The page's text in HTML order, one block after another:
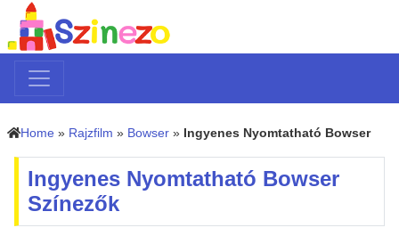
Home » Rajzfilm » Bowser » Ingyenes Nyomtatható Bowser
Ingyenes Nyomtatható Bowser
Színezők